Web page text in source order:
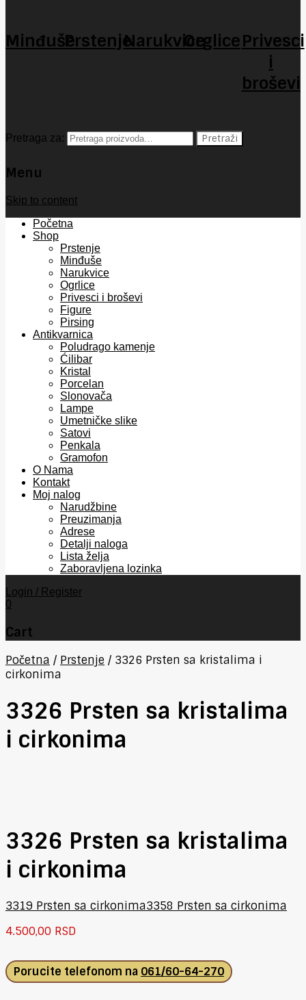
MinđušePrstenjeNarukviceOrglicePrivesci
i
broševi
Pretraga za: Pretraži
Menu
Skip to content
Početna
Shop
Prstenje
Minđuše
Narukvice
Ogrlice
Privesci i broševi
Figure
Pirsing
Antikvarnica
Poludrago kamenje
Ćilibar
Kristal
Porcelan
Slonovača
Lampe
Umetničke slike
Satovi
Penkala
Gramofon
O Nama
Kontakt
Moj nalog
Narudžbine
Preuzimanja
Adrese
Detalji naloga
Lista želja
Zaboravljena lozinka
Login / Register
0
Cart
Početna / Prstenje / 3326 Prsten sa kristalima i
cirkonima
3326 Prsten sa kristalima
i cirkonima
3326 Prsten sa kristalima
i cirkonima
3319 Prsten sa cirkonima3358 Prsten sa cirkonima
4.500,00 RSD
Porucite telefonom na 061/60-64-270